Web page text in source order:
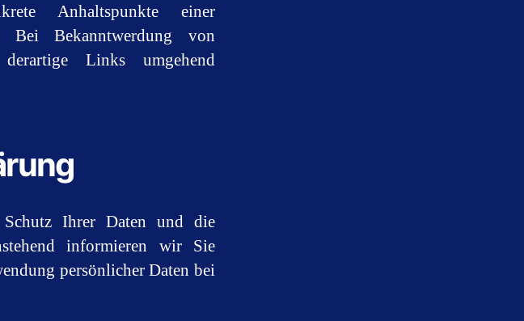
Anhaltspunkte einer
Bei Bekanntwerdung von
Links umgehend
Ihrer Daten und die
informieren wir Sie
persönlicher Daten bei